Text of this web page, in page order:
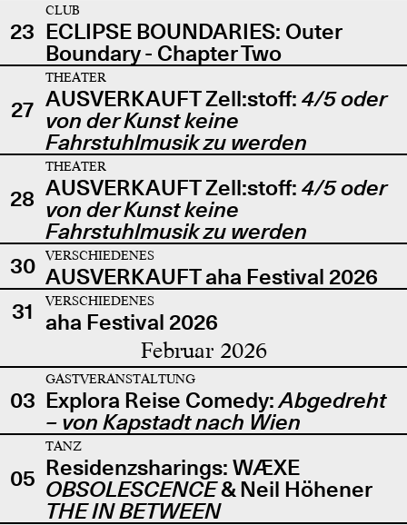
23
CLUB
ECLIPSE BOUNDARIES: Outer
Boundary - Chapter Two
27
THEATER
AUSVERKAUFT Zell:stoff: 4/5 oder
von der Kunst keine
Fahrstuhlmusik zu werden
28
THEATER
AUSVERKAUFT Zell:stoff: 4/5 oder
von der Kunst keine
Fahrstuhlmusik zu werden
30
VERSCHIEDENES
AUSVERKAUFT aha Festival 2026
31
VERSCHIEDENES
aha Festival 2026
Februar 2026
03
GASTVERANSTALTUNG
Explora Reise Comedy:Abgedreht
– von Kapstadt nach Wien
05
TANZ
Residenzsharings: WÆXE
OBSOLESCENCE& Neil Höhener
THE IN BETWEEN